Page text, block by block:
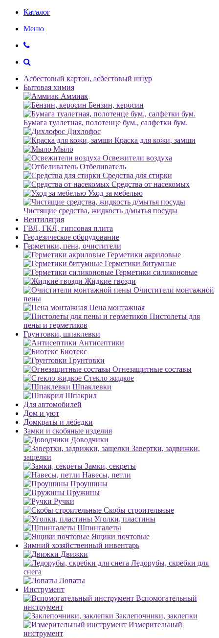
Каталог
Меню
Асбестовый картон, асбестовый шнур
Бытовая химия
Аммиак
Бензин, керосин
Бумага туалетная, полотенце бум., салфетки бум.
Дихлофос
Краска для кожи, замши
Мыло
Освежители воздуха
Отбеливатель
Средства для стирки
Средства от насекомых
Уход за мебелью
Чистящие средства, жидкость д/мытья посуды
Вентиляция
ГВЛ, ГКЛ, гипсовая плита
Геодезическое оборудование
Герметики, пена, очистители
Герметики акриловые
Герметики битумные
Герметики силиконовые
Жидкие гвозди
Очистители монтажной
пены
Пена монтажная
Пистолеты для
пены и герметиков
Грунтовки, шпаклевки
Антисептики
Биотекс
Грунтовки
Огнезащитные составы
Стекло жидкое
Шпаклевки
Шпакрил
Для автомобилей
Дом и уют
Домкраты и лебедки
Замки и скобяные изделия
Доводчики
Завертки, задвижки,
защелки
Замки, секреты
Навесы, петли
Проушины
Пружины
Ручки
Скобы строительные
Уголки, пластины
Шпингалеты
Ящики почтовые
Зимний хозяйственный инвентарь
Движки
Ледорубы, скребки для
снега
Лопаты
Инструмент
Вспомогательный
инструмент
Заклепочники, заклепки
Измерительный
инструмент